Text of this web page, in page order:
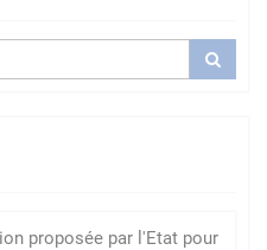
proposée par l'Etat pour